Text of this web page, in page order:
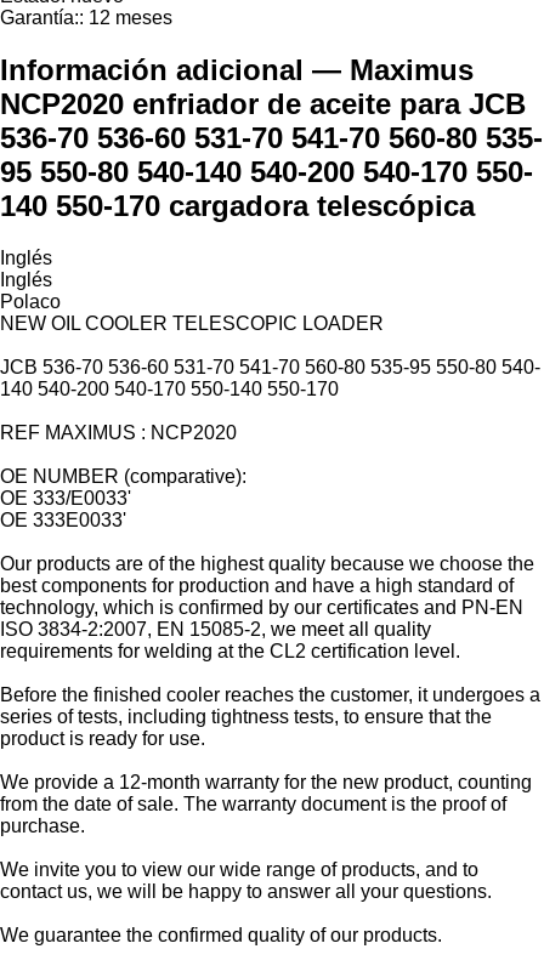
Garantía:: 12 meses
Información adicional — Maximus
NCP2020 enfriador de aceite para JCB
536-70 536-60 531-70 541-70 560-80 535-
95 550-80 540-140 540-200 540-170 550-
140 550-170 cargadora telescópica
Inglés
Inglés
Polaco
NEW OIL COOLER TELESCOPIC LOADER
JCB 536-70 536-60 531-70 541-70 560-80 535-95 550-80 540-
140 540-200 540-170 550-140 550-170
REF MAXIMUS : NCP2020
OE NUMBER (comparative):
OE 333/E0033'
OE 333E0033'
Our products are of the highest quality because we choose the
best components for production and have a high standard of
technology, which is confirmed by our certificates and PN-EN
ISO 3834-2:2007, EN 15085-2, we meet all quality
requirements for welding at the CL2 certification level.
Before the finished cooler reaches the customer, it undergoes a
series of tests, including tightness tests, to ensure that the
product is ready for use.
We provide a 12-month warranty for the new product, counting
from the date of sale. The warranty document is the proof of
purchase.
We invite you to view our wide range of products, and to
contact us, we will be happy to answer all your questions.
We guarantee the confirmed quality of our products.